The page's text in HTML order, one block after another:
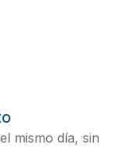
el mismo día, sin